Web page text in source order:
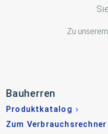
Zu
Bauherren
Produktkatalog
Zum Verbrauchsrechner